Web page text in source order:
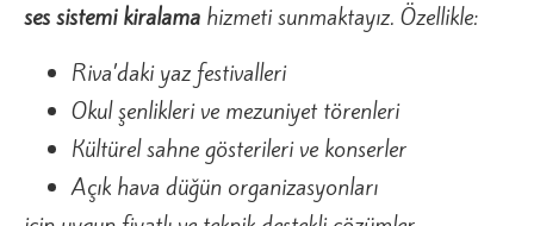
ses sistemi kiralama hizmeti sunmaktayız. Özellikle:
Riva’daki yaz festivalleri
Okul şenlikleri ve mezuniyet törenleri
Kültürel sahne gösterileri ve konserler
Açık hava düğün organizasyonları